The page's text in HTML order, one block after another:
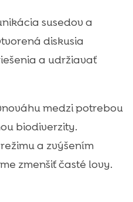
susedov a
diskusia
a udržiavať
medzi potrebou
biodiverzity.
a zvýšením
zmenšiť časté lovy.